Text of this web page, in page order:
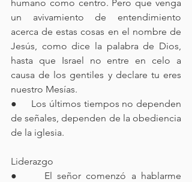
humano como centro. Pero que venga
un avivamiento de entendimiento
acerca de estas cosas en el nombre de
Jesús, como dice la palabra de Dios,
hasta que Israel no entre en celo a
causa de los gentiles y declare tu eres
nuestro Mesías.
●     Los últimos tiempos no dependen
de señales, dependen de la obediencia
de la iglesia.
Liderazgo
●     El señor comenzó a hablarme